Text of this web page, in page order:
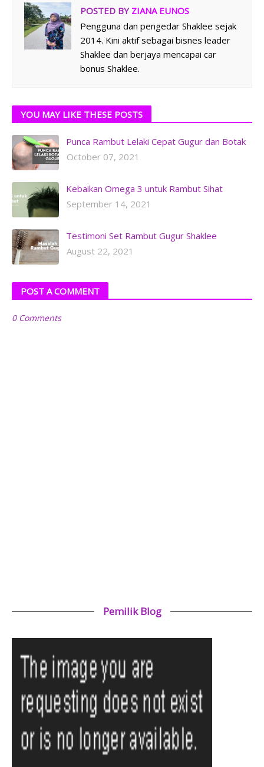
POSTED BYZIANA EUNOS
Pengguna dan pengedar Shaklee sejak
2014. Kini aktif sebagai bisnes leader
Shaklee dan berjaya mencapai car
bonus Shaklee.
YOU MAY LIKE THESE POSTS
Punca Rambut Lelaki Cepat Gugur dan Botak
October 07, 2021
Kebaikan Omega 3 untuk Rambut Sihat
September 14, 2021
Testimoni Set Rambut Gugur Shaklee
August 22, 2021
POST A COMMENT
0 Comments
Pemilik Blog